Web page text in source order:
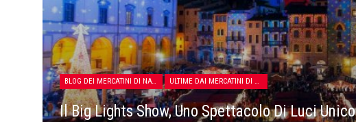
BLOG DEI MERCATINI DI NATALE
Il Big Lights Show, Uno Spettacolo Di Luci Unico